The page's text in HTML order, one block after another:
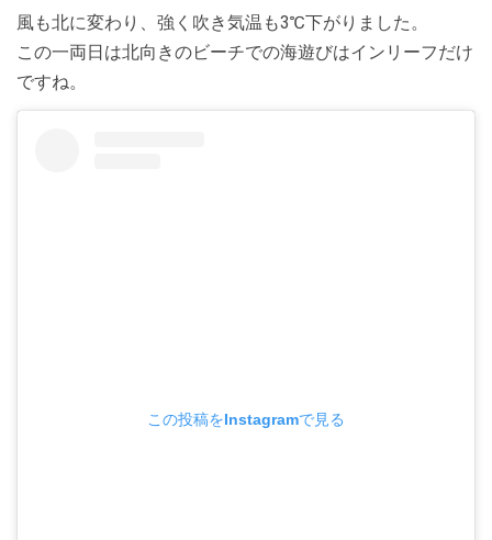
風も北に変わり、強く吹き気温も3℃下がりました。
この一両日は北向きのビーチでの海遊びはインリーフだけ
ですね。
この投稿をInstagramで見る